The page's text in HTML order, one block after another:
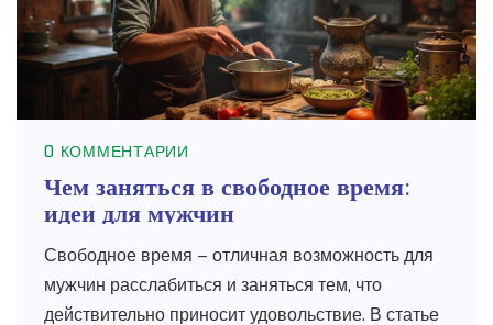
0 КОММЕНТАРИИ
Чем заняться в свободное время:
идеи для мужчин
Свободное время – отличная возможность для
мужчин расслабиться и заняться тем, что
действительно приносит удовольствие. В статье